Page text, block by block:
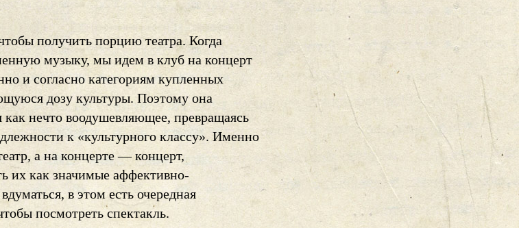
получить порцию театра. Когда
музыку, мы идем в клуб на концерт
и согласно категориям купленных
дозу культуры. Поэтому она
как нечто воодушевляющее, превращаясь
к «культурного классу». Именно
а на концерте — концерт,
их как значимые аффективно-
в этом есть очередная
посмотреть спектакль.